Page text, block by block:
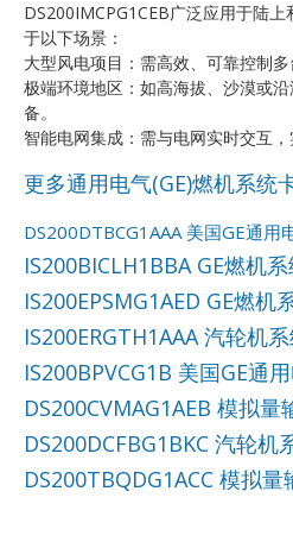
DS200IMCPG1CEB广泛应用于陆
于以下场景：
大型风电项目：需高效、可靠控制多
极端环境地区：如高海拔、沙漠或
备。
智能电网集成：需与电网实时交互，
更多通用电气(GE)燃机系统
DS200DTBCG1AAA 美国GE通用
IS200BICLH1BBA GE燃机
IS200EPSMG1AED GE燃机
IS200ERGTH1AAA 汽轮机
IS200BPVCG1B 美国GE通
DS200CVMAG1AEB 模拟量
DS200DCFBG1BKC 汽轮机
DS200TBQDG1ACC 模拟